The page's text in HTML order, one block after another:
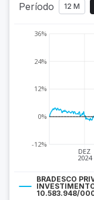
Período 12 M
DEZ
2024
-12%
0%
12%
24%
36%
BRADESCO
10.583.948/